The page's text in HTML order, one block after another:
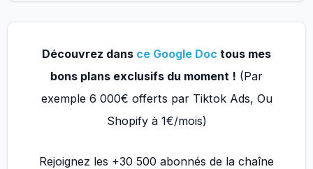
Découvrez dans ce Google Doc tous mes
bons plans exclusifs du moment ! (Par
exemple 6 000€ offerts par Tiktok Ads, Ou
Shopify à 1€/mois)
Rejoignez les +30 500 abonnés de la chaîne